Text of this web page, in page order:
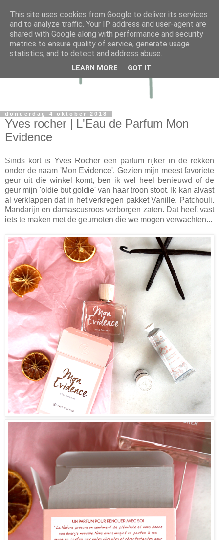
donderdag 4 oktober 2018
Yves rocher | L'Eau de Parfum Mon
Evidence
Sinds kort is Yves Rocher een parfum rijker in de rekken
onder de naam 'Mon Evidence'. Gezien mijn meest favoriete
geur uit die winkel komt, ben ik wel heel benieuwd of de
geur mijn 'oldie but goldie' van haar troon stoot. Ik kan alvast
al verklappen dat in het verkregen pakket Vanille, Patchouli,
Mandarijn en damascusroos verborgen zaten. Dat heeft vast
iets te maken met de geurnoten die we mogen verwachten...
This site uses cookies from Google to deliver its services
and to analyze traffic. Your IP address and user-agent are
shared with Google along with performance and security
metrics to ensure quality of service, generate usage
statistics, and to detect and address abuse.
LEARN MORE GOT IT